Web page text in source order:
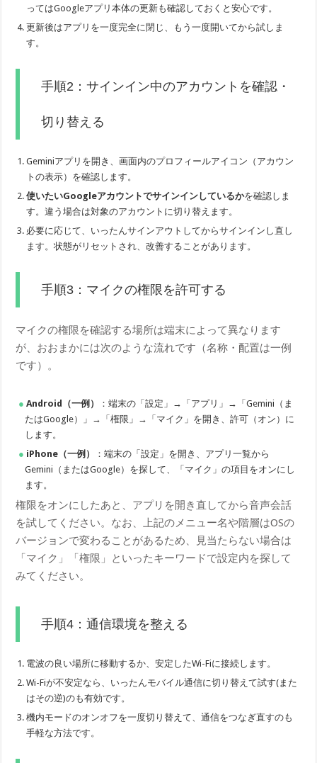
ってはGoogleアプリ本体の更新も確認しておくと安心です。
更新後はアプリを一度完全に閉じ、もう一度開いてから試しま
す。
手順2：サインイン中のアカウントを確認・
切り替える
Geminiアプリを開き、画面内のプロフィールアイコン（アカウン
トの表示）を確認します。
使いたいGoogleアカウントでサインインしているかを確認しま
す。違う場合は対象のアカウントに切り替えます。
必要に応じて、いったんサインアウトしてからサインインし直し
ます。状態がリセットされ、改善することがあります。
手順3：マイクの権限を許可する
マイクの権限を確認する場所は端末によって異なります
が、おおまかには次のような流れです（名称・配置は一例
です）。
Android（一例）
：端末の「設定」→「アプリ」→「Gemini（ま
たはGoogle）」→「権限」→「マイク」を開き、許可（オン）に
します。
iPhone（一例）
：端末の「設定」を開き、アプリ一覧から
Gemini（またはGoogle）を探して、「マイク」の項目をオンにし
ます。
権限をオンにしたあと、アプリを開き直してから音声会話
を試してください。なお、上記のメニュー名や階層はOSの
バージョンで変わることがあるため、見当たらない場合は
「マイク」「権限」といったキーワードで設定内を探して
みてください。
手順4：通信環境を整える
電波の良い場所に移動するか、安定したWi-Fiに接続します。
Wi-Fiが不安定なら、いったんモバイル通信に切り替えて試す(また
はその逆)のも有効です。
機内モードのオンオフを一度切り替えて、通信をつなぎ直すのも
手軽な方法です。